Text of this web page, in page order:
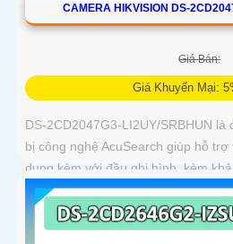
CAMERA HIKVISION DS-
Giá Bán:
Giá Khuyến Mại:
DS-2CD2047G3-LI2UY/SRBHUN
bị công nghệ AcuSearch giúp hỗ
dụng kèm với đầu ghi hình, kèm
sáng WDR 130dB, trang bị micro
2 chiều, ống kính 4